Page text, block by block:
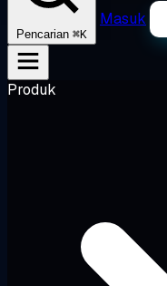
Pencarian ⌘K
Masuk
Produk